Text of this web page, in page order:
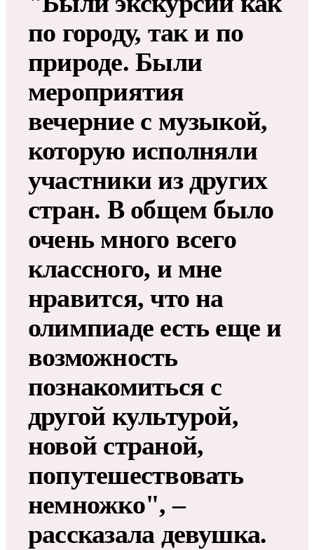
по городу, так и по
природе. Были
мероприятия
вечерние с музыкой,
которую исполняли
участники из других
стран. В общем было
очень много всего
классного, и мне
нравится, что на
олимпиаде есть еще и
возможность
познакомиться с
другой культурой,
новой страной,
попутешествовать
немножко", –
рассказала девушка.